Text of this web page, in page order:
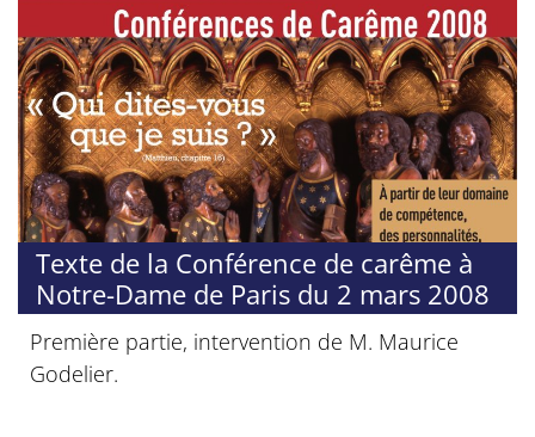
Texte de la Conférence de carême à
Notre-Dame de Paris du 2 mars 2008
Première partie, intervention de M. Maurice
Godelier.